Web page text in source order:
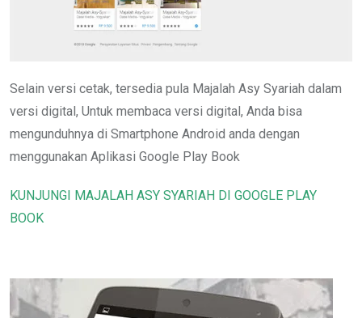
Selain versi cetak, tersedia pula Majalah Asy Syariah dalam
versi digital, Untuk membaca versi digital, Anda bisa
mengunduhnya di Smartphone Android anda dengan
menggunakan Aplikasi Google Play Book
KUNJUNGI MAJALAH ASY SYARIAH DI GOOGLE PLAY
BOOK